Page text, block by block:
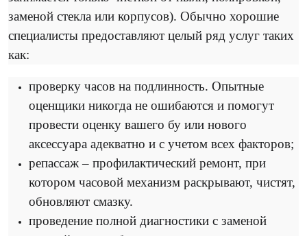
заменой стекла или корпусов). Обычно хорошие
специалисты предоставляют целый ряд услуг таких
как:
проверку часов на подлинность. Опытные
оценщики никогда не ошибаются и помогут
провести оценку вашего бу или нового
аксессуара адекватно и с учетом всех факторов;
репассаж – профилактический ремонт, при
котором часовой механизм раскрывают, чистят,
обновляют смазку.
проведение полной диагностики с заменой